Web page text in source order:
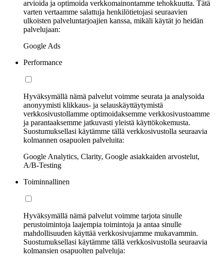
arvioida ja optimoida verkkomainontamme tehokkuutta. Tätä
varten vertaamme salattuja henkilötietojasi seuraavien
ulkoisten palveluntarjoajien kanssa, mikäli käytät jo heidän
palvelujaan:
Google Ads
Performance
Hyväksymällä nämä palvelut voimme seurata ja analysoida
anonyymisti klikkaus- ja selauskäyttäytymistä
verkkosivustollamme optimoidaksemme verkkosivustoamme
ja parantaaksemme jatkuvasti yleistä käyttökokemusta.
Suostumuksellasi käytämme tällä verkkosivustolla seuraavia
kolmannen osapuolen palveluita:
Google Analytics, Clarity, Google asiakkaiden arvostelut,
A/B-Testing
Toiminnallinen
Hyväksymällä nämä palvelut voimme tarjota sinulle
perustoimintoja laajempia toimintoja ja antaa sinulle
mahdollisuuden käyttää verkkosivujamme mukavammin.
Suostumuksellasi käytämme tällä verkkosivustolla seuraavia
kolmansien osapuolten palveluja: